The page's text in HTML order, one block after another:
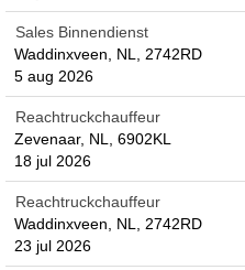
Sales Binnendienst
Waddinxveen, NL, 2742RD
5 aug 2026
Reachtruckchauffeur
Zevenaar, NL, 6902KL
18 jul 2026
Reachtruckchauffeur
Waddinxveen, NL, 2742RD
23 jul 2026